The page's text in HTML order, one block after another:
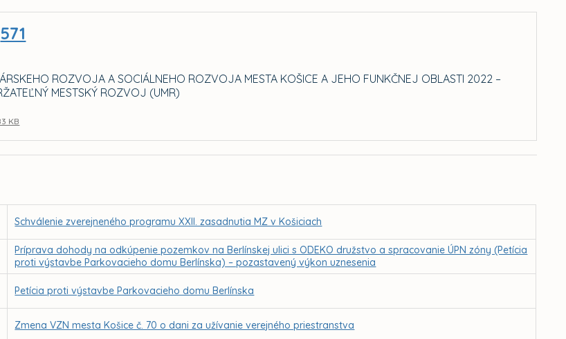
571
ROZVOJA A SOCIÁLNEHO ROZVOJA MESTA KOŠICE A JEHO FUNKČNEJ OBLASTI 2022 –
MESTSKÝ ROZVOJ (UMR)
KB
Schválenie zverejneného programu XXII. zasadnutia MZ v Košiciach
Príprava dohody na odkúpenie pozemkov na Berlínskej ulici s ODEKO družstvo a spracovanie ÚPN zóny (Petícia
proti výstavbe Parkovacieho domu Berlínska) – pozastavený výkon uznesenia
Petícia proti výstavbe Parkovacieho domu Berlínska
Zmena VZN mesta Košice č. 70 o dani za užívanie verejného priestranstva